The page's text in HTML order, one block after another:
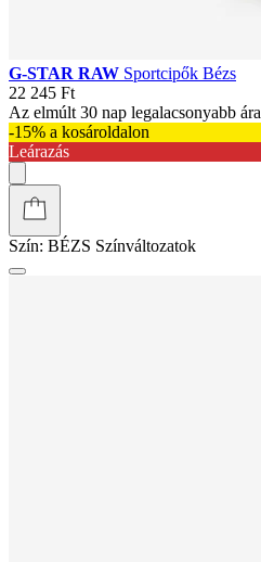
G-STAR RAW Sportcipők Bézs
22 245 Ft
Az elmúlt 30 nap legalacsonyabb ára
-15% a kosároldalon
Leárazás
Szín: BÉZS Színváltozatok